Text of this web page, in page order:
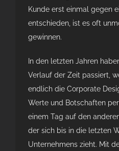
Kunde erst einmal gegen
entschieden, ist es oft
gewinnen.
In den letzten Jahren
Verlauf der Zeit passiert,
endlich die Corporate
Werte und Botschaften
einem Tag auf den
der sich bis in die letzten
Unternehmens zieht. Mit